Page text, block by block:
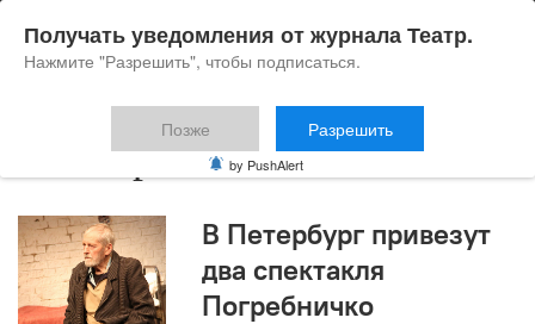
Пинтер
В Петербург привезут
два спектакля
Погребничко
Получать уведомления от журнала Театр.
Нажмите "Разрешить", чтобы подписаться.
Позже Разрешить
by PushAlert